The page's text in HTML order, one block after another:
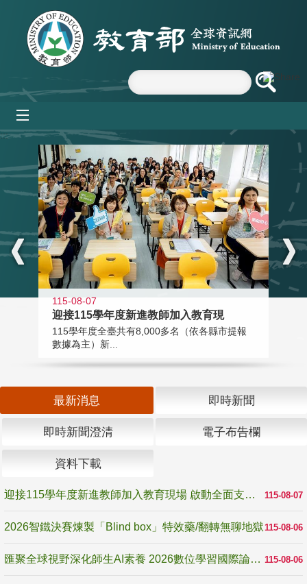
跳到主要內容區塊
:::
115-08-07
迎接115學年度新進教師加入教育現
115學年度全臺共有8,000多名（依各縣市提報
數據為主）新...
最新消息 即時新聞
即時新聞澄清 電子布告欄
資料下載
115-08-07
迎接115學年度新進教師加入教育現場 啟動全面支持陪伴
115-08-06
2026智鐵決賽煉製「Blind box」特效藥/翻轉無聊地獄
115-08-06
匯聚全球視野深化師生AI素養 2026數位學習國際論壇高雄登場